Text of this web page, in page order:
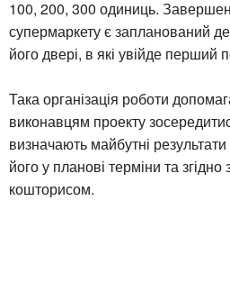
100, 200, 300 одиниць.
супермаркету є запланований
його двері, в які увійде перший
Така організація роботи
виконавцям проекту
визначають майбутні
його у планові терміни та
кошторисом.